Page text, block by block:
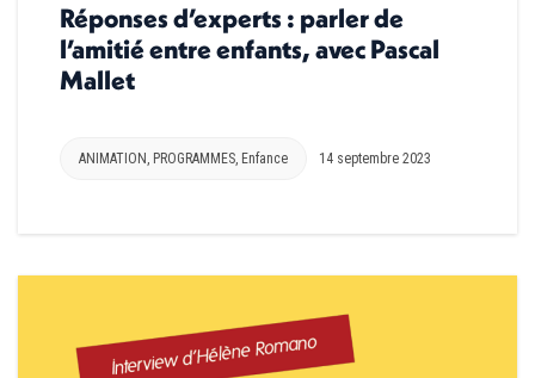
Réponses d’experts : parler de
l’amitié entre enfants, avec Pascal
Mallet
ANIMATION , PROGRAMMES, Enfance 14 septembre 2023